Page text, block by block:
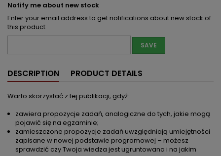
Notify me about new stock
Enter your email address to get notifications about new stock of
this product
SAVE
DESCRIPTION PRODUCT DETAILS
Warto skorzystać z tej publikacji, gdyż::
zawiera propozycje zadań, analogiczne do tych, jakie mogą
pojawić się na egzaminie;
zamieszczone propozycje zadań uwzględniają umiejętności
zapisane w nowej podstawie programowej – możesz
sprawdzić czy Twoja wiedza jest ugruntowana i na jakim